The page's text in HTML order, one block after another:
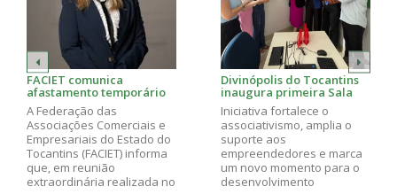
FACIET comunica
afastamento temporário
do Presidente Fabiano do
Vale
A Federação das
Associações Comerciais e
Empresariais do Estado do
Tocantins (FACIET) informa
que, em reunião
extraordinária realizada no
Divinópolis do Tocantins
inaugura primeira Sala
Sebrae Parceiro do
Estado e lança Associação
Comercial com apoio da
Faciet
Iniciativa fortalece o
associativismo, amplia o
suporte aos
empreendedores e marca
um novo momento para o
desenvolvimento